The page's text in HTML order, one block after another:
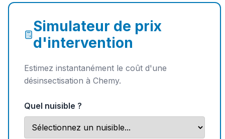
Simulateur de prix
d'intervention
Estimez instantanément le coût d'une
désinsectisation à Chemy.
Quel nuisible ?